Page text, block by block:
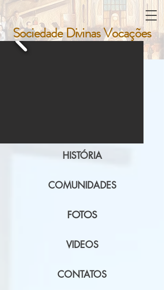
Sociedade Divinas Vocações
Sociedade Divinas Vocações
HISTÓRIA
COMUNIDADES
FOTOS
VIDEOS
CONTATOS